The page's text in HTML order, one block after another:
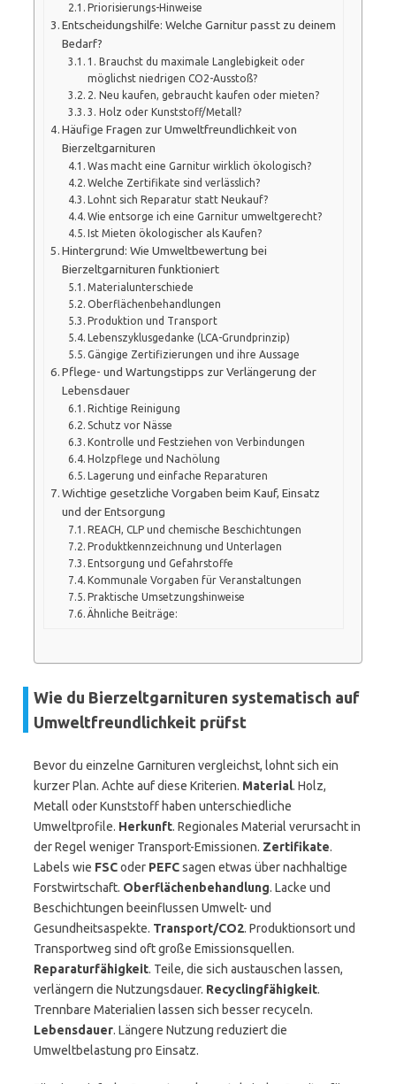
Priorisierungs-Hinweise
Entscheidungshilfe: Welche Garnitur passt zu deinem
Bedarf?
1. Brauchst du maximale Langlebigkeit oder
möglichst niedrigen CO2-Ausstoß?
2. Neu kaufen, gebraucht kaufen oder mieten?
3. Holz oder Kunststoff/Metall?
Häufige Fragen zur Umweltfreundlichkeit von
Bierzeltgarnituren
Was macht eine Garnitur wirklich ökologisch?
Welche Zertifikate sind verlässlich?
Lohnt sich Reparatur statt Neukauf?
Wie entsorge ich eine Garnitur umweltgerecht?
Ist Mieten ökologischer als Kaufen?
Hintergrund: Wie Umweltbewertung bei
Bierzeltgarnituren funktioniert
Materialunterschiede
Oberflächenbehandlungen
Produktion und Transport
Lebenszyklusgedanke (LCA-Grundprinzip)
Gängige Zertifizierungen und ihre Aussage
Pflege- und Wartungstipps zur Verlängerung der
Lebensdauer
Richtige Reinigung
Schutz vor Nässe
Kontrolle und Festziehen von Verbindungen
Holzpflege und Nachölung
Lagerung und einfache Reparaturen
Wichtige gesetzliche Vorgaben beim Kauf, Einsatz
und der Entsorgung
REACH, CLP und chemische Beschichtungen
Produktkennzeichnung und Unterlagen
Entsorgung und Gefahrstoffe
Kommunale Vorgaben für Veranstaltungen
Praktische Umsetzungshinweise
Ähnliche Beiträge:
Wie du Bierzeltgarnituren systematisch auf
Umweltfreundlichkeit prüfst
Bevor du einzelne Garnituren vergleichst, lohnt sich ein
kurzer Plan. Achte auf diese Kriterien. Material. Holz,
Metall oder Kunststoff haben unterschiedliche
Umweltprofile. Herkunft. Regionales Material verursacht in
der Regel weniger Transport-Emissionen. Zertifikate.
Labels wie FSCoder PEFCsagen etwas über nachhaltige
Forstwirtschaft. Oberflächenbehandlung. Lacke und
Beschichtungen beeinflussen Umwelt- und
Gesundheitsaspekte. Transport/CO2. Produktionsort und
Transportweg sind oft große Emissionsquellen.
Reparaturfähigkeit. Teile, die sich austauschen lassen,
verlängern die Nutzungsdauer. Recyclingfähigkeit.
Trennbare Materialien lassen sich besser recyceln.
Lebensdauer. Längere Nutzung reduziert die
Umweltbelastung pro Einsatz.